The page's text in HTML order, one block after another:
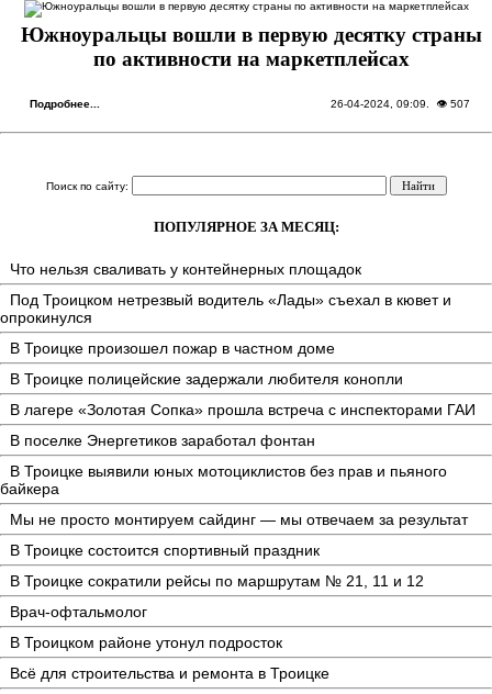
Южноуральцы вошли в первую десятку страны
по активности на маркетплейсах
Подробнее... 26-04-2024, 09:09 . 👁 507
Поиск по сайту:
ПОПУЛЯРНОЕ ЗА МЕСЯЦ:
Что нельзя сваливать у контейнерных площадок
Под Троицком нетрезвый водитель «Лады» съехал в кювет и
опрокинулся
В Троицке произошел пожар в частном доме
В Троицке полицейские задержали любителя конопли
В лагере «Золотая Сопка» прошла встреча с инспекторами ГАИ
В поселке Энергетиков заработал фонтан
В Троицке выявили юных мотоциклистов без прав и пьяного
байкера
Мы не просто монтируем сайдинг — мы отвечаем за результат
В Троицке состоится спортивный праздник
В Троицке сократили рейсы по маршрутам № 21, 11 и 12
Врач-офтальмолог
В Троицком районе утонул подросток
Всё для строительства и ремонта в Троицке